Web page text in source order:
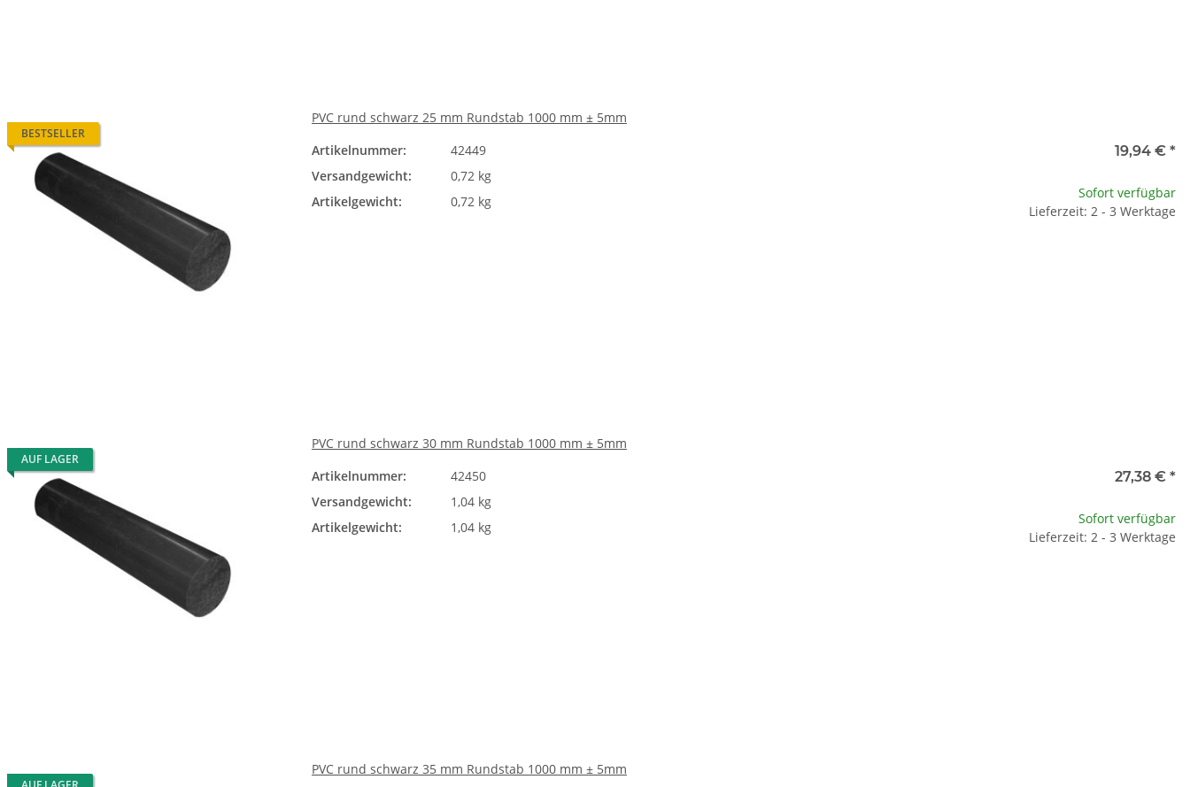
BESTSELLER
PVC rund schwarz 25 mm Rundstab 1000 mm ± 5mm
Artikelnummer:
42449
Versandgewicht:
0,72 kg
Artikelgewicht:
0,72 kg
19,94 € *
Sofort verfügbar
Lieferzeit: 2 - 3 Werktage
AUF LAGER
PVC rund schwarz 30 mm Rundstab 1000 mm ± 5mm
Artikelnummer:
42450
Versandgewicht:
1,04 kg
Artikelgewicht:
1,04 kg
27,38 € *
Sofort verfügbar
Lieferzeit: 2 - 3 Werktage
PVC rund schwarz 35 mm Rundstab 1000 mm ± 5mm